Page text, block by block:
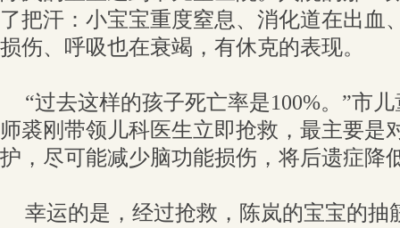
了把汗：小宝宝重度窒息、消化道在出血
损伤、呼吸也在衰竭，有休克的表现。
“过去这样的孩子死亡率是100%。”市
师裘刚带领儿科医生立即抢救，最主要是
护，尽可能减少脑功能损伤，将后遗症降
幸运的是，经过抢救，陈岚的宝宝的抽